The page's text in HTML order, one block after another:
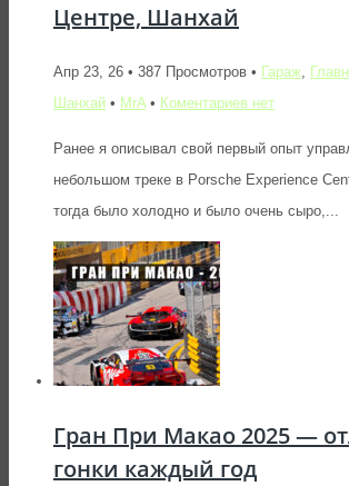
Центре, Шанхай
Апр 23, 26 • 387 Просмотров • Гараж
Шанхай • MrA • Коментариев нет
Ранее я описывал свой первый опыт
небольшом треке в Porsche Experience
тогда было холодно и было очень сыро,...
Гран При Макао 2025 —
гонки каждый год